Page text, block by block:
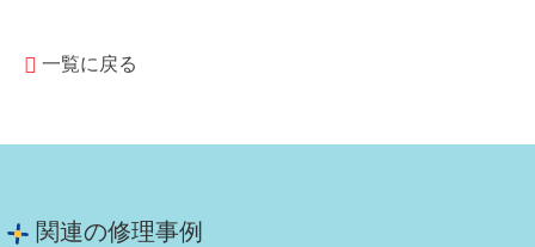
一覧に戻る
関連の修理事例